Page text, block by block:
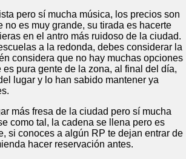
pero sí mucha música, los precios son
no es muy grande, su tirada es hacerte
en el antro más ruidoso de la ciudad.
a la redonda, debes considerar la
considera que no hay muchas opciones
es pura gente de la zona, al final del día,
lugar y lo han sabido mantener ya
más fresa de la ciudad pero sí mucha
como tal, la cadena se llena pero es
si conoces a algún RP te dejan entrar de
hacer reservación antes.